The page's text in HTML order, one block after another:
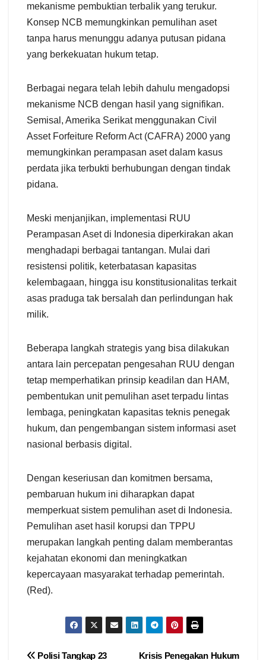
mekanisme pembuktian terbalik yang terukur.
Konsep NCB memungkinkan pemulihan aset
tanpa harus menunggu adanya putusan pidana
yang berkekuatan hukum tetap.
Berbagai negara telah lebih dahulu mengadopsi
mekanisme NCB dengan hasil yang signifikan.
Semisal, Amerika Serikat menggunakan Civil
Asset Forfeiture Reform Act (CAFRA) 2000 yang
memungkinkan perampasan aset dalam kasus
perdata jika terbukti berhubungan dengan tindak
pidana.
Meski menjanjikan, implementasi RUU
Perampasan Aset di Indonesia diperkirakan akan
menghadapi berbagai tantangan. Mulai dari
resistensi politik, keterbatasan kapasitas
kelembagaan, hingga isu konstitusionalitas terkait
asas praduga tak bersalah dan perlindungan hak
milik.
Beberapa langkah strategis yang bisa dilakukan
antara lain percepatan pengesahan RUU dengan
tetap memperhatikan prinsip keadilan dan HAM,
pembentukan unit pemulihan aset terpadu lintas
lembaga, peningkatan kapasitas teknis penegak
hukum, dan pengembangan sistem informasi aset
nasional berbasis digital.
Dengan keseriusan dan komitmen bersama,
pembaruan hukum ini diharapkan dapat
memperkuat sistem pemulihan aset di Indonesia.
Pemulihan aset hasil korupsi dan TPPU
merupakan langkah penting dalam memberantas
kejahatan ekonomi dan meningkatkan
kepercayaan masyarakat terhadap pemerintah.
(Red).
Krisis Penegakan Hukum
Polisi Tangkap 23